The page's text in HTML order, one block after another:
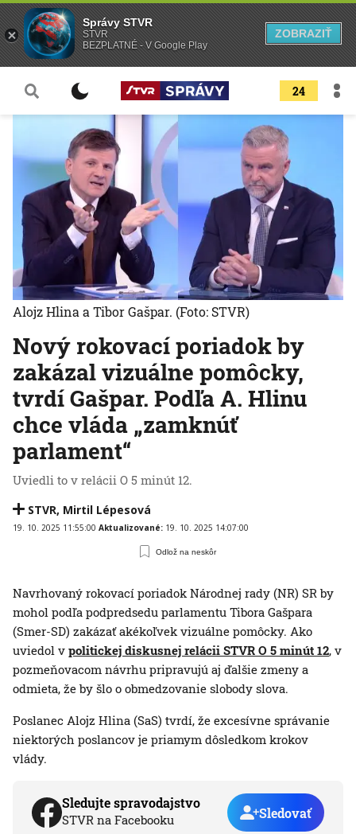
24
Nový rokovací poriadok by
zakázal vizuálne pomôcky,
tvrdí Gašpar. Podľa A. Hlinu
chce vláda „zamknúť
parlament“
Uviedli to v relácii O 5 minút 12.
STVR, Mirtil Lépesová
19. 10. 2025 11:55:00 Aktualizované: 19. 10. 2025 14:07:00
Odlož na neskôr
Alojz Hlina a Tibor Gašpar. (Foto: STVR)
Navrhovaný rokovací poriadok Národnej rady (NR) SR by
mohol podľa podpredsedu parlamentu Tibora Gašpara
(Smer-SD) zakázať akékoľvek vizuálne pomôcky. Ako
uviedol v politickej diskusnej relácii STVR O 5 minút 12, v
pozmeňovacom návrhu pripravujú aj ďalšie zmeny a
odmieta, že by šlo o obmedzovanie slobody slova.
Poslanec Alojz Hlina (SaS) tvrdí, že excesívne správanie
niektorých poslancov je priamym dôsledkom krokov
vlády.
Sledujte spravodajstvo
STVR na Facebooku Sledovať
Správy STVR
STVR
BEZPLATNÉ - V Google Play
ZOBRAZIŤ